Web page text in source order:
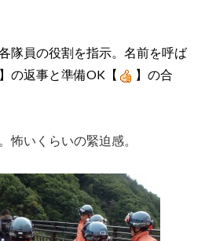
隊員の役割を指示。名前を呼ば
】の返事と準備OK【
】の合
怖いくらいの緊迫感。